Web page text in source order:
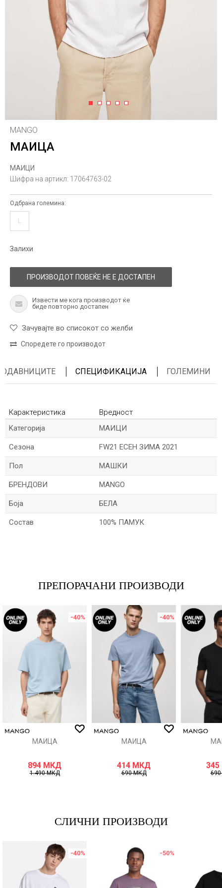
1 2 3 4 5
MANGO
МАИЦА
МАИЦИ
Шифра на артикл: 17064763-02
Одбрана големина:
L
Залихи
ПРОИЗВОДОТ ПОВЕЌЕ НЕ Е ДОСТАПЕН
Извести ме кога производот ќе
биде повторно достапен
Зачувајте во списокот со желби
Споредете го производот
СПЕЦИФИКАЦИЈА ГОЛЕМИНИ
Карактеристика
Вредност
Kатегорија
МАИЦИ
Сезона FW21 ЕСЕН ЗИМА 2021
Пол МАШКИ
БРЕНДОВИ MANGO
Боја БЕЛА
Состав 100% ПАМУК
ИСПРАТИ
ПРЕПОРАЧАНИ ПРОИЗВОДИ
-40%
МАИЦА
894 МКД
1.490МКД
-40%
МАИЦА
414 МКД
690МКД
345
690
СЛИЧНИ ПРОИЗВОДИ
-40% -50%